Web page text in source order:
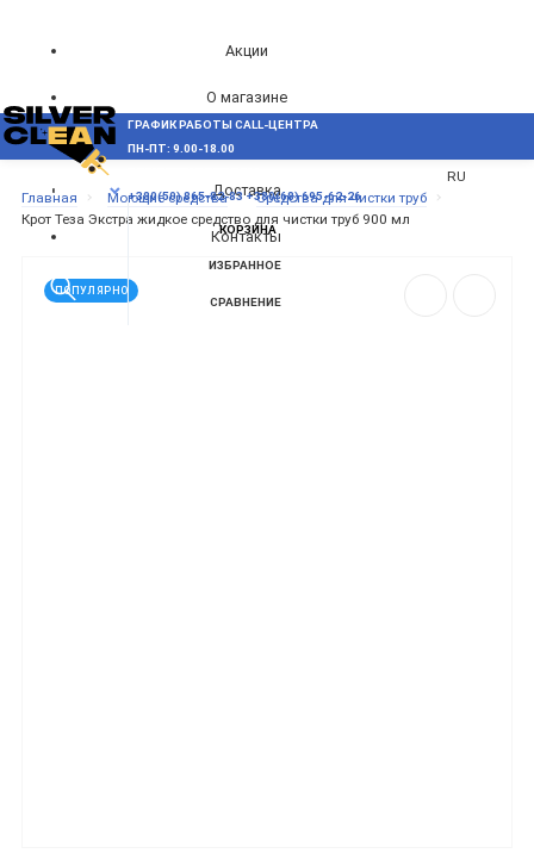
Акции
О магазине
Блог
Доставка
Контакты
RU
МЕНЮ
ГРАФИК РАБОТЫ CALL-ЦЕНТРА
ПН-ПТ: 9.00-18.00
+380(50) 865-82-83 +380(68) 695-62-26
КОРЗИНА
ИЗБРАННОЕ
СРАВНЕНИЕ
Главная Моющие средства
Средства для чистки труб
Крот Теза Экстра жидкое средство для чистки труб 900 мл
ПОПУЛЯРНО